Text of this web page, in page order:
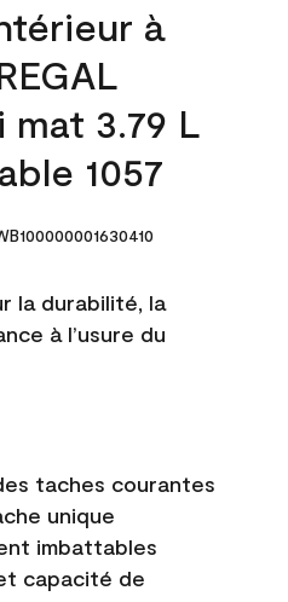
à
3.79 L
1057
la durabilité, la
à l’usure du
taches courantes
unique
imbattables
capacité de